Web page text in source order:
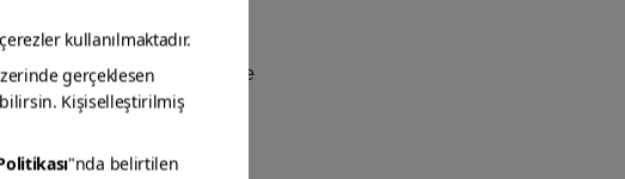
en güçlü görsel etkiyi
hareketlilik katar. Öne